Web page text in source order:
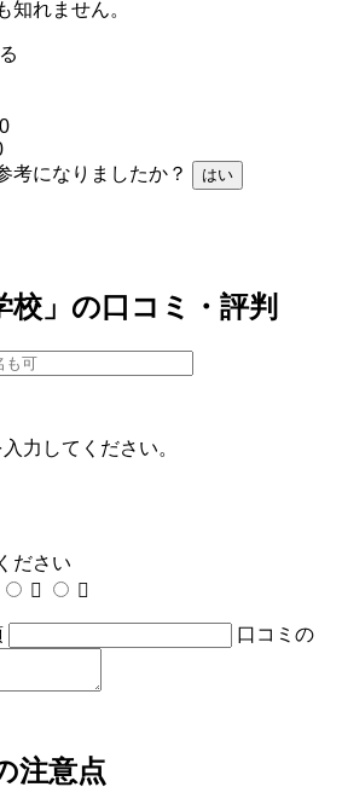
知れません。
考になりましたか？
はい
校」の口コミ・評判
力してください。
ださい
 
口コミの
注意点